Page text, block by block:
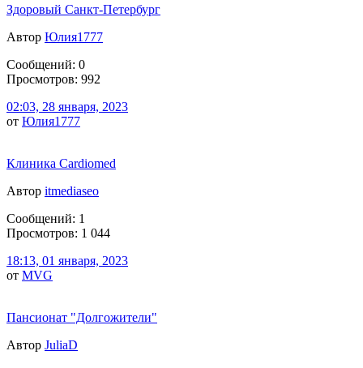
Здоровый Санкт-Петербург
Автор Юлия1777
Сообщений: 0
Просмотров: 992
02:03, 28 января, 2023
от Юлия1777
Клиника Cardiomed
Автор itmediaseo
Сообщений: 1
Просмотров: 1 044
18:13, 01 января, 2023
от MVG
Пансионат "Долгожители"
Автор JuliaD